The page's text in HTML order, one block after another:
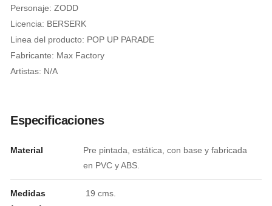
Personaje: ZODD
Licencia: BERSERK
Linea del producto: POP UP PARADE
Fabricante: Max Factory
Artistas: N/A
Especificaciones
Material
Pre pintada, estática, con base y fabricada
en PVC y ABS.
Medidas
19 cms.